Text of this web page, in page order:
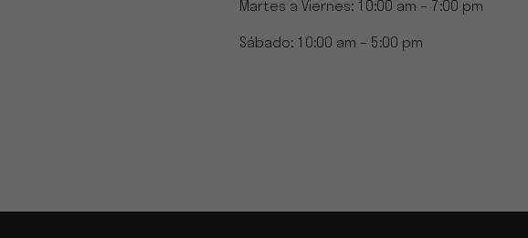
Martes a Viernes: 10:00 am – 7:00 pm
Sábado: 10:00 am – 5:00 pm